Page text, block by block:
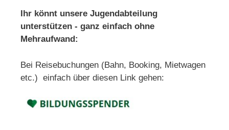
Ihr könnt unsere Jugendabteilung
unterstützen - ganz einfach ohne
Mehraufwand:
Bei Reisebuchungen (Bahn, Booking, Mietwagen
etc.) einfach über diesen Link gehen: